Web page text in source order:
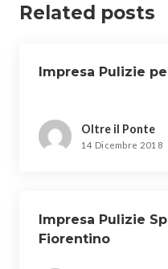
Related posts
Impresa Pulizie
Oltre il Ponte
14 Dicembre 2018
Impresa Pulizie
Fiorentino